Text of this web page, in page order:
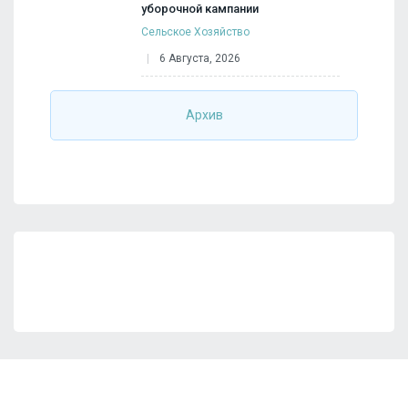
уборочной кампании
Сельское Хозяйство
6 Августа, 2026
Архив